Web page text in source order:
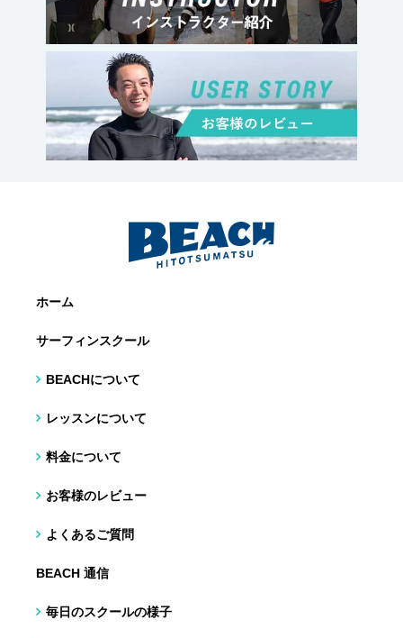
ホーム
サーフィンスクール
BEACHについて
レッスンについて
料金について
お客様のレビュー
よくあるご質問
BEACH 通信
毎日のスクールの様子